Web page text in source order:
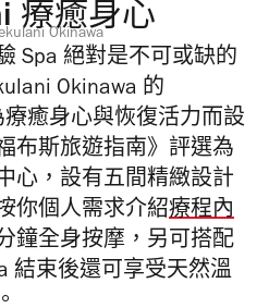
療癒身心
Okinawa
Spa 絕對是不可或缺的
Okinawa 的
癒身心與恢復活力而設
布斯旅遊指南》評選為
心，設有五間精緻設計
你個人需求介紹療程內
鐘全身按摩，另可搭配
結束後還可享受天然溫